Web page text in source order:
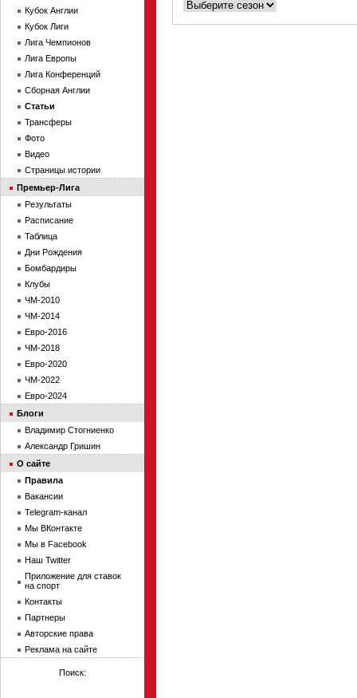
Кубок Англии
Кубок Лиги
Лига Чемпионов
Лига Европы
Лига Конференций
Сборная Англии
Статьи
Трансферы
Фото
Видео
Страницы истории
Премьер-Лига
Результаты
Расписание
Таблица
Дни Рождения
Бомбардиры
Клубы
ЧМ-2010
ЧМ-2014
Евро-2016
ЧМ-2018
Евро-2020
ЧМ-2022
Евро-2024
Блоги
Владимир Стогниенко
Александр Гришин
О сайте
Правила
Вакансии
Telegram-канал
Мы ВКонтакте
Мы в Facebook
Наш Twitter
Приложение для ставок
на спорт
Контакты
Партнеры
Авторские права
Реклама на сайте
Поиск: